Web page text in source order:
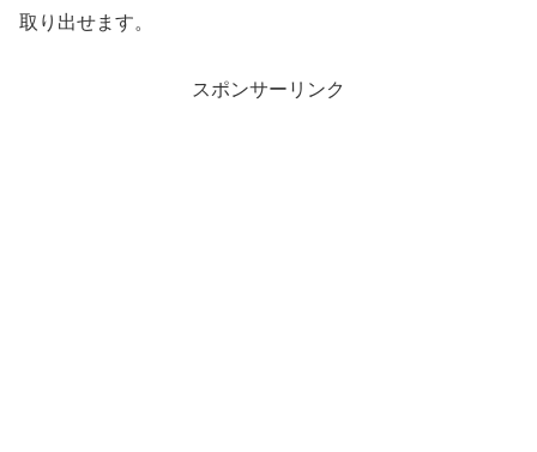
取り出せます。
スポンサーリンク